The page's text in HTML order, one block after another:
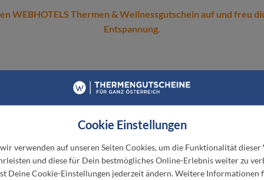
WEBHOTELS Thermen & Wellnessgutschein auf und freu
Entspannung.
Exklusive VIP-Erlebnisse
Thermengutscheinen von Webhotels bist du
bei ausgesuchten Thermen- und
Neben klassischen Thermen- und
Cookie Einstellungen
wir verwenden auf unseren Seiten Cookies, um die Funktionalität dieser
und diese für Dein bestmögliches Online-Erlebnis weiter zu
Deine Cookie-Einstellungen jederzeit ändern. Weitere Informationen